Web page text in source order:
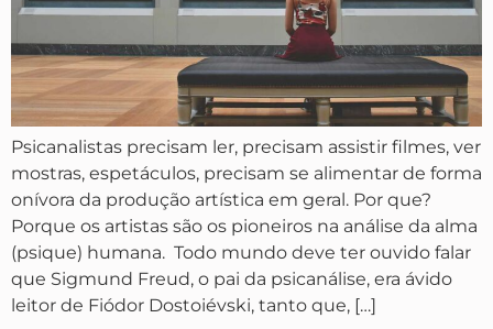
Psicanalistas precisam ler, precisam assistir filmes, ver
mostras, espetáculos, precisam se alimentar de forma
onívora da produção artística em geral. Por que?
Porque os artistas são os pioneiros na análise da alma
(psique) humana. Todo mundo deve ter ouvido falar
que Sigmund Freud, o pai da psicanálise, era ávido
leitor de Fiódor Dostoiévski, tanto que, […]